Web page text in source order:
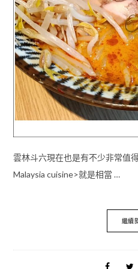
雲林斗六現在也是有不少非常值
Malaysia cuisine>就是相當 …
繼續